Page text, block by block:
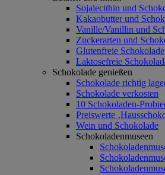
Sojalecithin und
Kakaobutter und
Vanille/Vanillin und
Zuckerarten und
Glutenfreie Schokolade
Laktosefreie
Schokolade genießen
Schokolade richtig
Schokolade verkosten
10 Schokoladen-
Preiswerte
Wein und Schokolade
Schokoladenmuseen